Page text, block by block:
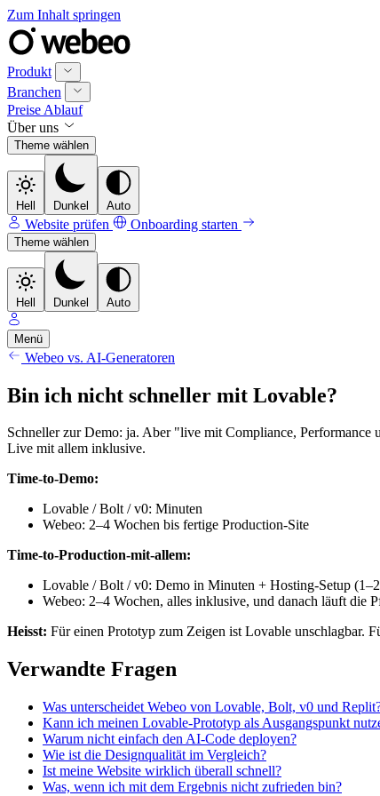
Zum Inhalt springen
Produkt
Branchen
Preise Ablauf
Über uns
Theme wählen
Hell Dunkel Auto
Website prüfen Onboarding starten
Theme wählen
Hell Dunkel Auto
Menü
Webeo vs. AI-Generatoren
Bin ich nicht schneller mit Lovable?
Schneller zur Demo: ja. Aber "live mit Compliance,
Live mit allem inklusive.
Time-to-Demo:
Lovable / Bolt / v0: Minuten
Webeo: 2–4 Wochen bis fertige Production-Site
Time-to-Production-mit-allem:
Lovable / Bolt / v0: Demo in Minuten + Hosting-Setup
Webeo: 2–4 Wochen, alles inklusive, und danach läuft die
Heisst: Für einen Prototyp zum Zeigen ist Lovable unschlagbar.
Verwandte Fragen
Was unterscheidet Webeo von Lovable, Bolt, v0 und
Kann ich meinen Lovable-Prototyp als Ausgangspunkt
Warum nicht einfach den AI-Code deployen?
Wie ist die Designqualität im Vergleich?
Ist meine Website wirklich überall schnell?
Was, wenn ich mit dem Ergebnis nicht zufrieden bin?